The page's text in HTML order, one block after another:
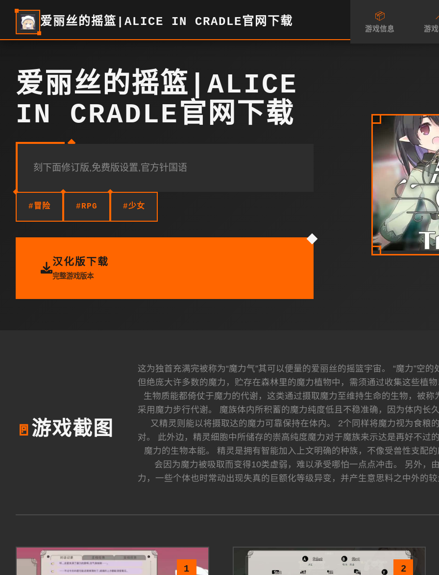
爱丽丝的摇篮|ALICE IN CRADLE官网下载 📦
游戏信息 游
爱丽丝的摇篮|ALICE
IN CRADLE官网下载
刻下面修订版,免费版设置,官方针国语
#冒险 #RPG #少女
汉化版下载
完整游戏版本
🚪游戏截图
这为独首充满完被称为“魔力气”其可以便量的爱丽丝的摇篮宇宙。 “魔力”空
但绝庞大许多数的魔力，贮存在森林里的魔力植物中，需须通过收集这些植
生物质能都倚仗于魔力的代谢，这类通过摄取魔力至维持生命的生物，被称
采用魔力步行代谢。 魔族体内所积蓄的魔力纯度低且不稳准确，因为体内长
又精灵则能以将摄取达的魔力可靠保持在体内。 2个同样将魔力视为食粮
对。 此外边，精灵细胞中所储存的崇高纯度魔力对于魔族来示达是再好不过
魔力的生物本能。 精灵是拥有智能加入上文明确的种族，不像受兽性支配
会因为魔力被吸取而变得10类虚弱，难以承受哪怕一点点冲击。 另外，
力，一些个体也时常动出现失真的巨额化等级异变，并产生意思料之中外的
1 2